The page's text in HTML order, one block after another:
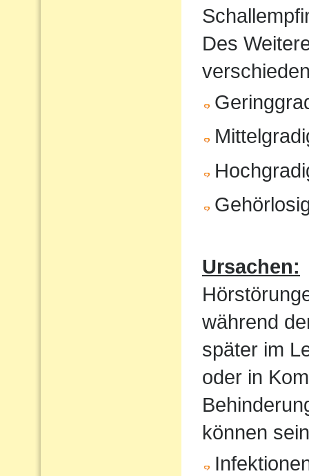
Des
Ursachen:
während
später im
oder in
können